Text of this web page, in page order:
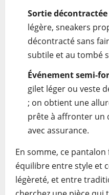
Sortie décontractée
légère, sneakers
décontracté sans
subtile et au tombé
Événement semi-
gilet léger ou veste
; on obtient une
prête à affronter un
avec assurance.
En somme, ce
équilibre entre style et
légèreté, et entre